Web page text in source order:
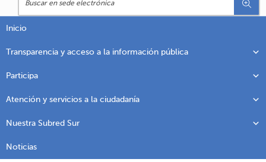
Inicio
Transparencia y acceso a la información pública
Participa
Atención y servicios a la ciudadanía
Nuestra Subred Sur
Noticias